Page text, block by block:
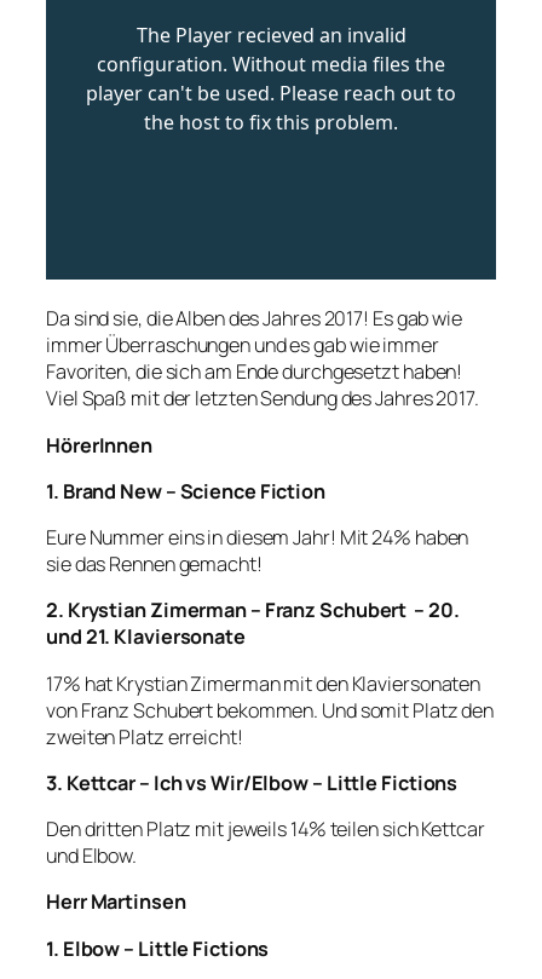
Da sind sie, die Alben des Jahres 2017! Es gab wie
immer Überraschungen und es gab wie immer
Favoriten, die sich am Ende durchgesetzt haben!
Viel Spaß mit der letzten Sendung des Jahres 2017.
HörerInnen
1. Brand New – Science Fiction
Eure Nummer eins in diesem Jahr! Mit 24% haben
sie das Rennen gemacht!
2. Krystian Zimerman – Franz Schubert – 20.
und 21. Klaviersonate
17% hat Krystian Zimerman mit den Klaviersonaten
von Franz Schubert bekommen. Und somit Platz den
zweiten Platz erreicht!
3. Kettcar – Ich vs Wir/Elbow – Little Fictions
Den dritten Platz mit jeweils 14% teilen sich Kettcar
und Elbow.
Herr Martinsen
1. Elbow – Little Fictions